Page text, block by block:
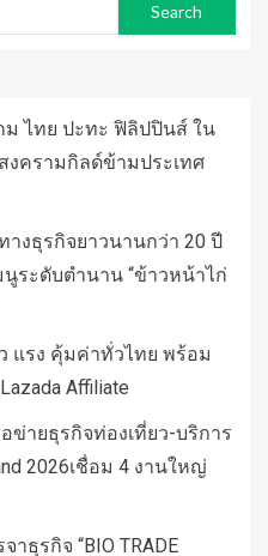
ม ไทย ปะทะ ฟิลิปปินส์ ใน
สงครามกิลด์ข้ามประเทศ
างธุรกิจยาวนานกว่า 20 ปี
ระดับตำนาน “ข้าวหน้าไก่
แรง คุ้มค่าทั่วไทย พร้อม
Affiliate
ข่ายธุรกิจท่องเที่ยว-บริการ
2026เชื่อม 4 งานใหญ่
าธุรกิจ “BIO TRADE